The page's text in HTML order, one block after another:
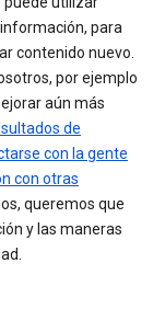
para
contenido nuevo.
por ejemplo
aún más
de
con la gente
con otras
queremos que
y las maneras